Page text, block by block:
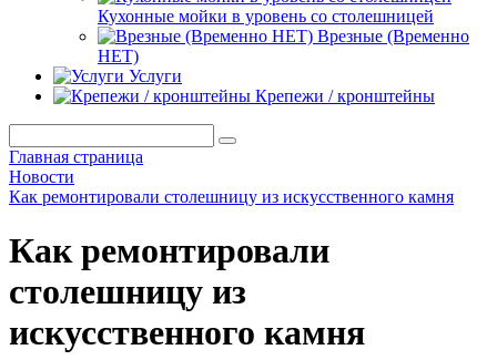
Кухонные мойки в уровень со столешницей
Врезные (Временно
НЕТ)
Услуги
Крепежи / кронштейны
Главная страница
Новости
Как ремонтировали столешницу из искусственного камня
Как ремонтировали
столешницу из
искусственного камня